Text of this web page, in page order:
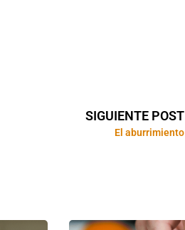
SIGUIENTE POST
El aburrimiento